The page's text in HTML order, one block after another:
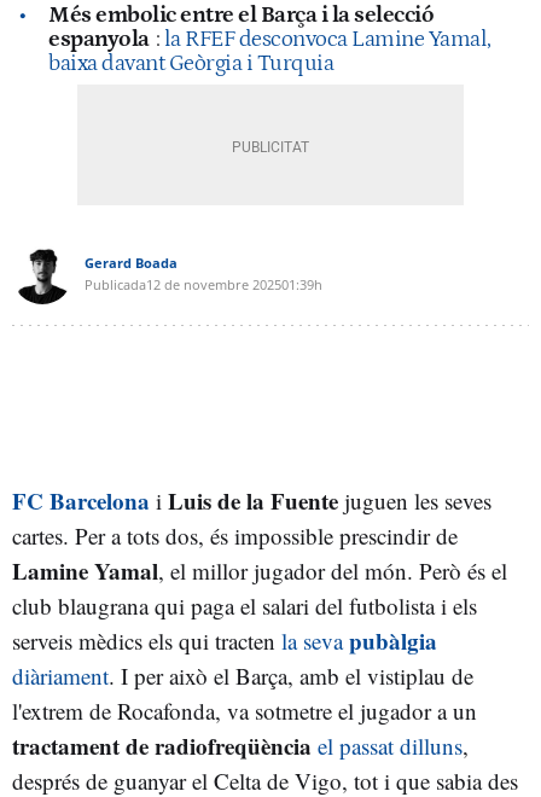
Més embolic entre el Barça i la selecció
espanyola : la RFEF desconvoca Lamine Yamal,
baixa davant Geòrgia i Turquia
Gerard Boada
Publicada12 de novembre 202501:39h
FC Barcelona i Luis de la Fuente juguen les seves
cartes. Per a tots dos, és impossible prescindir de
Lamine Yamal, el millor jugador del món. Però és el
club blaugrana qui paga el salari del futbolista i els
serveis mèdics els qui tracten la sevapubàlgia
diàriament. I per això el Barça, amb el vistiplau de
l'extrem de Rocafonda, va sotmetre el jugador a un
tractament de radiofreqüència el passat dilluns,
després de guanyar el Celta de Vigo, tot i que sabia des